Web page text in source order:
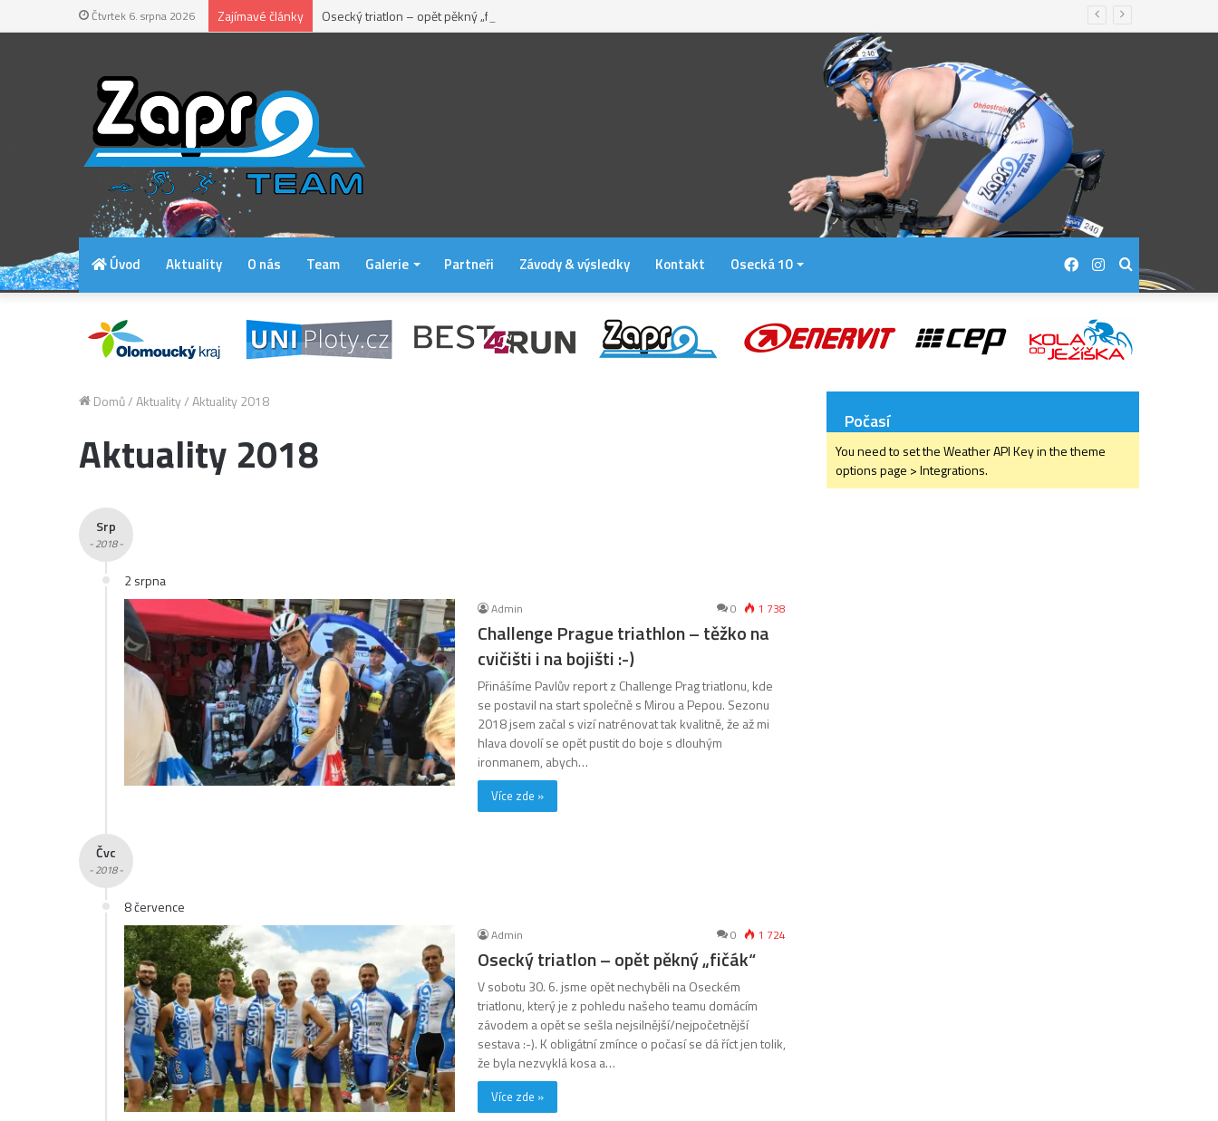
Čtvrtek 6. srpna 2026 Zajímavé články Osecký triatlon – opět pěkný „fičák“
Úvod Aktuality O nás Team Galerie Partneři Závody & výsledky Kontakt Osecká 10 Hledej
Instagram
Facebook
Domů/Aktuality/Aktuality 2018
Aktuality 2018
Srp
- 2018 -
2 srpna
Admin 0 1 738
Challenge Prague triathlon – těžko na
cvičišti i na bojišti :-)
Přinášíme Pavlův report z Challenge Prag triatlonu, kde
se postavil na start společně s Mirou a Pepou. Sezonu
2018 jsem začal s vizí natrénovat tak kvalitně, že až mi
hlava dovolí se opět pustit do boje s dlouhým
ironmanem, abych…
Více zde »
Čvc
- 2018 -
8 července
Admin 0 1 724
Osecký triatlon – opět pěkný „fičák“
V sobotu 30. 6. jsme opět nechyběli na Oseckém
triatlonu, který je z pohledu našeho teamu domácím
závodem a opět se sešla nejsilnější/nejpočetnější
sestava :-). K obligátní zmínce o počasí se dá říct jen tolik,
že byla nezvyklá kosa a…
Více zde »
Počasí
You need to set the Weather API Key in the theme
options page > Integrations.